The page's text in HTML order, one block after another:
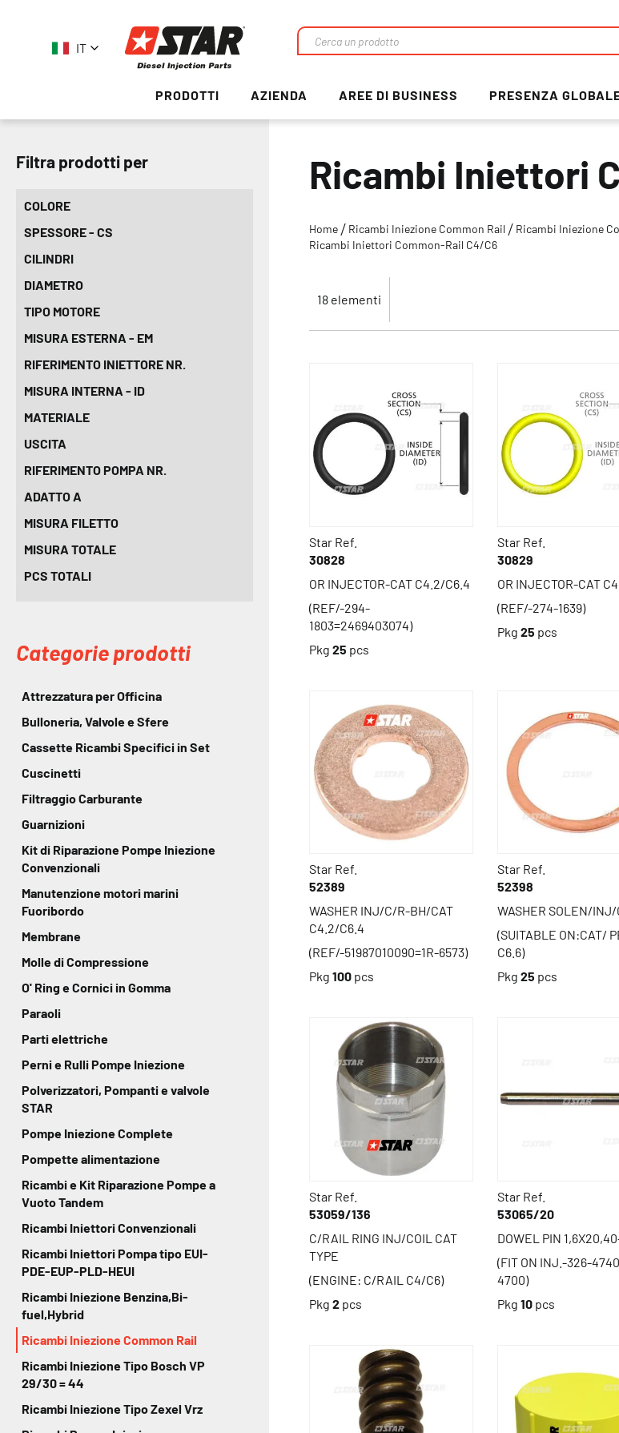
IT
Ricerca
PRODOTTI AZIENDA AREE DI BUSINESS PRESENZA
Ricambi Iniettori
Home Ricambi Iniezione Common Rail Ricambi Iniezione
Ricambi Iniettori Common-Rail C4/C6
18 elementi
Star Ref.
30828
OR INJECTOR-CAT C4.2/C6.4
(REF/-294-
1803=2469403074)
Pkg 25 pcs
Star Ref.
30829
OR INJECTOR-CAT
(REF/-274-1639)
Pkg 25 pcs
Star Ref.
52389
WASHER INJ/C/R-BH/CAT
C4.2/C6.4
(REF/-51987010090=1R-6573)
Pkg 100 pcs
Star Ref.
52398
WASHER SOLEN/INJ/
(SUITABLE ON:CAT/
C6.6)
Pkg 25 pcs
Star Ref.
53059/136
C/RAIL RING INJ/COIL CAT
TYPE
(ENGINE: C/RAIL C4/C6)
Pkg 2 pcs
Star Ref.
53065/20
DOWEL PIN
(FIT ON INJ.-326-
4700)
Pkg 10 pcs
Filtra prodotti per
COLORE
SPESSORE - CS
CILINDRI
DIAMETRO
TIPO MOTORE
MISURA ESTERNA - EM
RIFERIMENTO INIETTORE NR.
MISURA INTERNA - ID
MATERIALE
USCITA
RIFERIMENTO POMPA NR.
ADATTO A
MISURA FILETTO
MISURA TOTALE
PCS TOTALI
Categorie prodotti
Attrezzatura per Officina
Bulloneria, Valvole e Sfere
Cassette Ricambi Specifici in Set
Cuscinetti
Filtraggio Carburante
Guarnizioni
Kit di Riparazione Pompe Iniezione
Convenzionali
Manutenzione motori marini
Fuoribordo
Membrane
Molle di Compressione
O' Ring e Cornici in Gomma
Paraoli
Parti elettriche
Perni e Rulli Pompe Iniezione
Polverizzatori, Pompanti e valvole
STAR
Pompe Iniezione Complete
Pompette alimentazione
Ricambi e Kit Riparazione Pompe a
Vuoto Tandem
Ricambi Iniettori Convenzionali
Ricambi Iniettori Pompa tipo EUI-
PDE-EUP-PLD-HEUI
Ricambi Iniezione Benzina,Bi-
fuel,Hybrid
Ricambi Iniezione Common Rail
Ricambi Iniezione Tipo Bosch VP
29/30 = 44
Ricambi Iniezione Tipo Zexel Vrz